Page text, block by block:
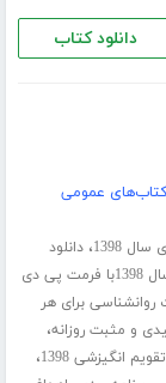
دانلود کتاب
عمومی
1398 ،دانلود
دانلود تقویم سال 1398با فرمت پی دی
روانشناسی برای هر
و مثبت روزانه،
تقویم انگیزشی 1398 ،